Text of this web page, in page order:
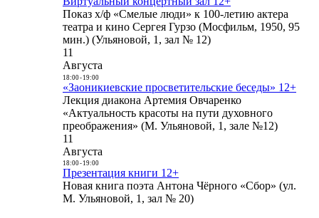
Показ х/ф «Смелые люди» к 100-летию актера
театра и кино Сергея Гурзо (Мосфильм, 1950, 95
мин.) (Ульяновой, 1, зал № 12)
11
Августа
18:00- 19:00
«Заоникиевские просветительские беседы» 12+
Лекция диакона Артемия Овчаренко
«Актуальность красоты на пути духовного
преображения» (М. Ульяновой, 1, зале №12)
11
Августа
18:00- 19:00
Презентация книги 12+
Новая книга поэта Антона Чёрного «Сбор» (ул.
М. Ульяновой, 1, зал № 20)